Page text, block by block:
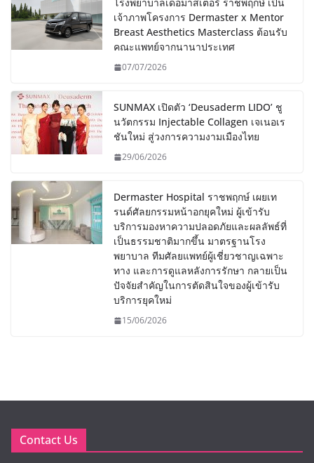
โรงพยาบาลเดอมาสเตอร์ ราชพฤกษ์ เป็น
เจ้าภาพโครงการ Dermaster x Mentor
Breast Aesthetics Masterclass ต้อนรับ
คณะแพทย์จากนานาประเทศ
07/07/2026
SUNMAX เปิดตัว ‘Deusaderm LIDO’ ชู
นวัตกรรม Injectable Collagen เจเนอเร
ชันใหม่ สู่วงการความงามเมืองไทย
29/06/2026
Dermaster Hospital ราชพฤกษ์ เผยเท
รนด์ศัลยกรรมหน้าอกยุคใหม่ ผู้เข้ารับ
บริการมองหาความปลอดภัยและผลลัพธ์ที่
เป็นธรรมชาติมากขึ้น มาตรฐานโรง
พยาบาล ทีมศัลยแพทย์ผู้เชี่ยวชาญเฉพาะ
ทาง และการดูแลหลังการรักษา กลายเป็น
ปัจจัยสำคัญในการตัดสินใจของผู้เข้ารับ
บริการยุคใหม่
15/06/2026
Contact Us